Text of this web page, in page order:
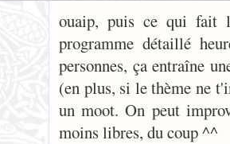
ouaip, puis ce qui fait
programme détaillé
personnes, ça entraîne
(en plus, si le thème ne
un moot. On peut
moins libres, du coup ^^